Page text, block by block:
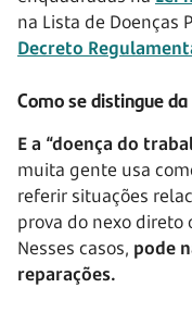
na Lista de Doenças
Decreto
Como se distingue
E a “doença do
muita gente usa
referir situações
prova do nexo
Nesses casos, pode
reparações.